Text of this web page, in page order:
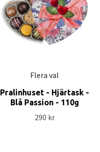
Flera val
Pralinhuset - Hjärtask -
Blå Passion - 110g
290 kr